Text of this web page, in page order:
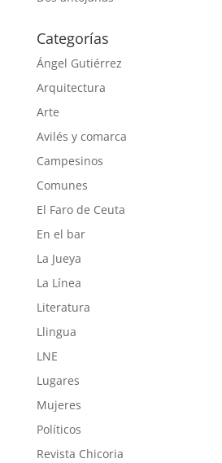
Categorías
Ángel Gutiérrez
Arquitectura
Arte
Avilés y comarca
Campesinos
Comunes
El Faro de Ceuta
En el bar
La Jueya
La Línea
Literatura
Llingua
LNE
Lugares
Mujeres
Políticos
Revista Chicoria